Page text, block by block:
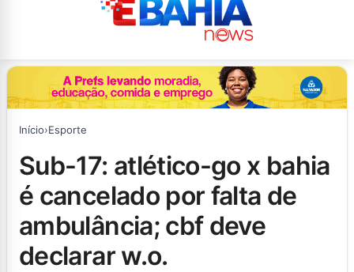
Início›Esporte
sub-17: atlético-go x bahia
é cancelado por falta de
ambulância; cbf deve
declarar w.o.